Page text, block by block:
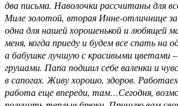
два письма. Наволочки рассчитаны для
Миле золотой, вторая Инне-отличнице
одна для нашей хорошенькой и любящей
меня, когда приеду и будем все спать на
а бабушке лучшую с красивыми цветами
грушами. Папа подшил себе валенки и
в сапогах. Живу хорошо, здоров.
работа еще впереди, там…Сегодня,